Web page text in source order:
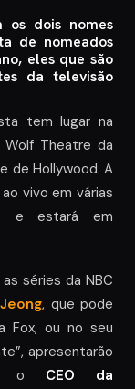
os dois nomes
de nomeados
eles que são
da televisão
tem lugar na
Theatre da
de Hollywood. A
vivo em várias
e estará em
séries da NBC
Jeong, que pode
Fox, ou no seu
apresentarão
o CEO da